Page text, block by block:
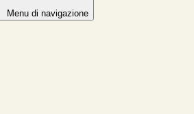
Menu di navigazione